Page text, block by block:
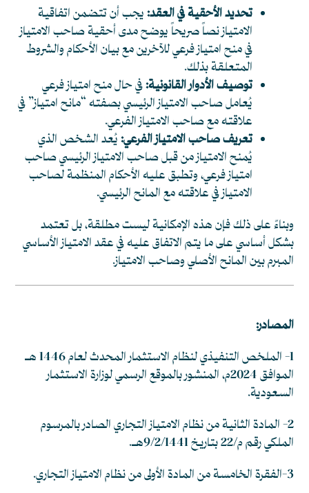
تحديد الأحقية في العقد:يجب أن تتضمن اتفاقية
الامتياز نصاً صريحاً يوضح مدى أحقية صاحب الامتياز
في منح امتياز فرعي للآخرين مع بيان الأحكام والشروط
المتعلقة بذلك.
توصيف الأدوار القانونية:في حال منح امتياز فرعي
يُعامل صاحب الامتياز الرئيسي بصفته “مانح امتياز” في
علاقته مع صاحب الامتياز الفرعي.
تعريف صاحب الامتياز الفرعي:يُعد الشخص الذي
يُمنح الامتياز من قبل صاحب الامتياز الرئيسي صاحب
امتياز فرعي، وتطبق عليه الأحكام المنظمة لصاحب
الامتياز في علاقته مع المانح الرئيسي.
وبناءً على ذلك فإن هذه الإمكانية ليست مطلقة، بل تعتمد
بشكل أساسي على ما يتم الاتفاق عليه في عقد الامتياز الأساسي
المبرم بين المانح الأصلي وصاحب الامتياز.
المصادر:
1- الملخص التنفيذي لنظام الاستثمار المحدث لعام 1446 هـ
الموافق 2024م، المنشور بالموقع الرسمي لوزارة الاستثمار
السعودية.
2- المادة الثانية من نظام الامتياز التجاري الصادر بالمرسوم
الملكي رقم م/22 بتاريخ 9/2/1441هـ.
3-الفقرة الخامسة من المادة الأولى من نظام الامتياز التجاري.